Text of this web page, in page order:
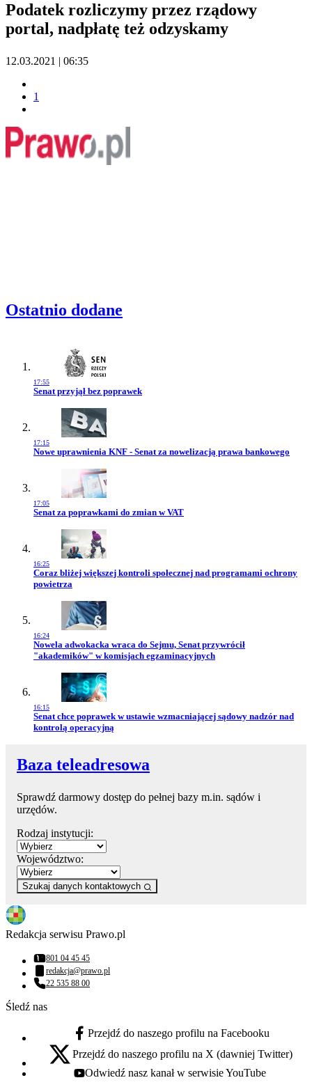
Podatek rozliczymy przez rządowy
portal, nadpłatę też odzyskamy
12.03.2021 | 06:35
1
Ostatnio dodane
17:55
Przejdź do artykułu:
Senat przyjął bez poprawek
17:15
Przejdź do artykułu:
Nowe uprawnienia KNF - Senat za nowelizacją prawa bankowego
17:05
Przejdź do artykułu:
Senat za poprawkami do zmian w VAT
16:25
Przejdź do artykułu:
Coraz bliżej większej kontroli społecznej nad programami ochrony
powietrza
16:24
Przejdź do artykułu:
Nowela adwokacka wraca do Sejmu, Senat przywrócił
"akademików" w komisjach egzaminacyjnych
16:15
Przejdź do artykułu:
Senat chce poprawek w ustawie wzmacniającej sądowy nadzór nad
kontrolą operacyjną
Baza teleadresowa
Sprawdź darmowy dostęp do pełnej bazy m.in. sądów i
urzędów.
Rodzaj instytucji:
Województwo:
Szukaj danych kontaktowych
Redakcja serwisu Prawo.pl
Numer telefonu:
801 04 45 45
Adres email:
redakcja@prawo.pl
Numer telefonu:
22 535 88 00
Śledź nas
facebook - otwiera się w nowej karcie
Przejdź do naszego profilu na Facebooku
x - otwiera się w nowej karcie
Przejdź do naszego profilu na X (dawniej Twitter)
youtube - otwiera się w nowej karcie
Odwiedź nasz kanał w serwisie YouTube